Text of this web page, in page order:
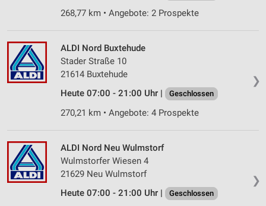
268,77 km • Angebote: 2 Prospekte
❯
ALDI Nord Buxtehude
Stader Straße 10
21614 Buxtehude
Heute 07:00 - 21:00 Uhr |
Geschlossen
270,21 km • Angebote: 4 Prospekte
❯
ALDI Nord Neu Wulmstorf
Wulmstorfer Wiesen 4
21629 Neu Wulmstorf
Heute 07:00 - 21:00 Uhr |
Geschlossen